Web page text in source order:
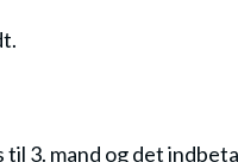
3. mand og det